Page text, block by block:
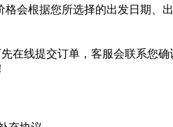
格会根据您所选择的出发日期、
在线提交订单，客服会联系您确